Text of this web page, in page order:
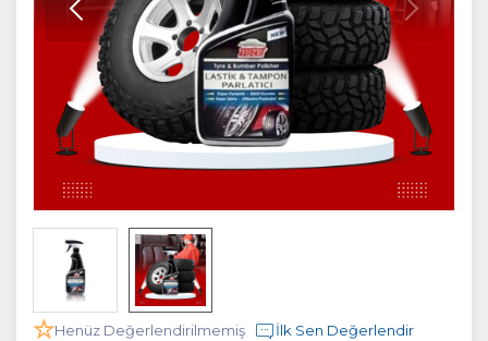
Henüz Değerlendirilmemiş İlk Sen Değerlendir